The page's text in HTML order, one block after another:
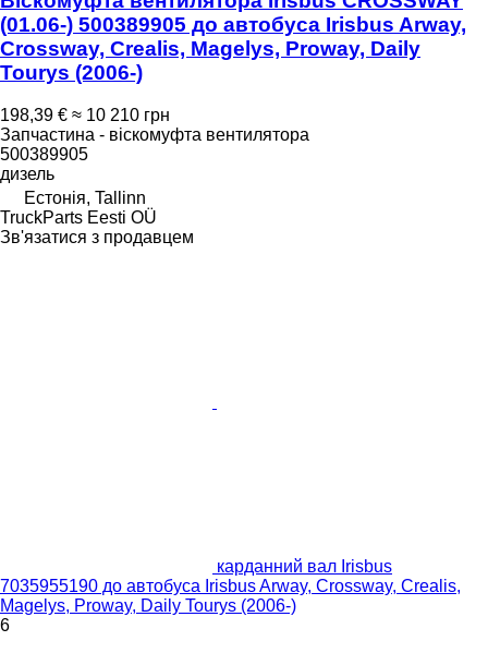
(01.06-) 500389905 до автобуса Irisbus Arway,
Crossway, Crealis, Magelys, Proway, Daily
Tourys (2006-)
198,39 € ≈ 10 210 грн
Запчастина - віскомуфта вентилятора
500389905
дизель
Естонія, Tallinn
TruckParts Eesti OÜ
Зв'язатися з продавцем
карданний вал Irisbus
7035955190 до автобуса Irisbus Arway, Crossway, Crealis,
Magelys, Proway, Daily Tourys (2006-)
6